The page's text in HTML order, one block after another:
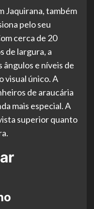
Jaquirana, também
pelo seu
cerca de 20
de largura, a
e níveis de
visual único. A
de araucária
mais especial. A
superior quanto